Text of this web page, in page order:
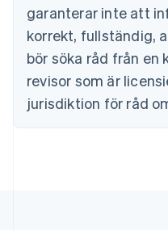
garanterar inte att
korrekt, fullständig,
bör söka råd från
revisor som är
jurisdiktion för råd
English
Danmark
English
Estland
English
Fastlandskina
Finland